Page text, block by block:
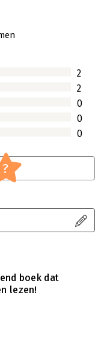
2
2
0
0
0
?
boek dat
lezen!